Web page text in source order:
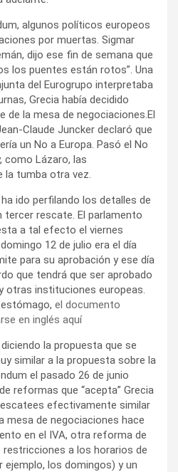
algunos políticos europeos
por muertas. Sigmar
dijo ese fin de semana que
los puentes están rotos”. Una
del Eurogrupo interpretaba
Grecia había decidido
de la mesa de negociaciones.El
Claude Juncker declaró que
un No a Europa. Pasó el No
como Lázaro, las
la tumba otra vez.
ido perfilando los detalles de
tercer rescate. El parlamento
a tal efecto el viernes
12 de julio era el día
para su aprobación y ese día
que tendrá que ser aprobado
otras instituciones europeas.
el documento
en inglés aquí
la propuesta que se
similar a la propuesta sobre la
el pasado 26 de junio
reformas que “acepta” Grecia
efectivamente similar
mesa de negociaciones hace
en el IVA, otra reforma de
restricciones a los horarios de
los domingos) y un